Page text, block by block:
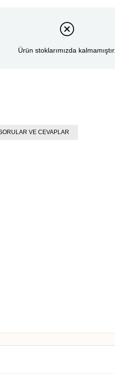
Ürün stoklarımızda kalmamıştır.
VE CEVAPLAR